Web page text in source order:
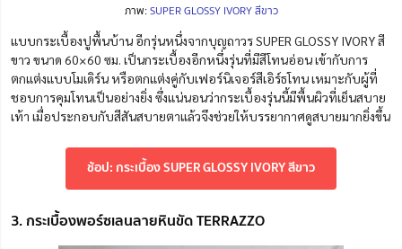
ภาพ:SUPER GLOSSY IVORY สีขาว
แบบกระเบื้องปูพื้นบ้าน อีกรุ่นหนึ่งจากบุญถาวร SUPER GLOSSY IVORY สี
ขาว ขนาด 60×60 ซม. เป็นกระเบื้องอีกหนึ่งรุ่นที่มีสีโทนอ่อน เข้ากับการ
ตกแต่งแบบโมเดิร์น หรือตกแต่งคู่กับเฟอร์นิเจอร์สีเอิร์ธโทน เหมาะกับผู้ที่
ชอบการคุมโทนเป็นอย่างยิ่ง ซึ่งแน่นอนว่ากระเบื้องรุ่นนี้มีพื้นผิวที่เย็นสบาย
เท้า เมื่อประกอบกับสีสันสบายตาแล้วจึงช่วยให้บรรยากาศดูสบายมากยิ่งขึ้น
ช้อป: กระเบื้อง SUPER GLOSSY IVORY สีขาว
3. กระเบื้องพอร์ซเลนลายหินขัด TERRAZZO